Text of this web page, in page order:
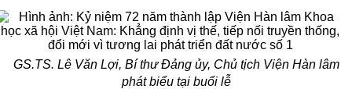
GS.TS. Lê Văn Lợi, Bí thư Đảng ủy, Chủ tịch Viện Hàn lâm
phát biểu tại buổi lễ